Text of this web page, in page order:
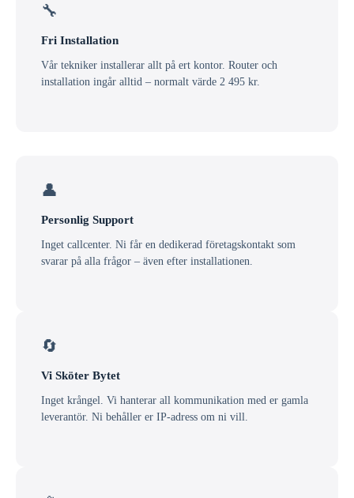
🔧
Fri Installation
Vår tekniker installerar allt på ert kontor. Router och
installation ingår alltid – normalt värde 2 495 kr.
👤
Personlig Support
Inget callcenter. Ni får en dedikerad företagskontakt som
svarar på alla frågor – även efter installationen.
🔄
Vi Sköter Bytet
Inget krångel. Vi hanterar all kommunikation med er gamla
leverantör. Ni behåller er IP-adress om ni vill.